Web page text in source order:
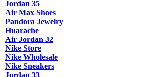
Jordan 35
Air Max Shoes
Pandora Jewelry
Huarache
Air Jordan 32
Nike Store
Nike Wholesale
Nike Sneakers
Jordan 33